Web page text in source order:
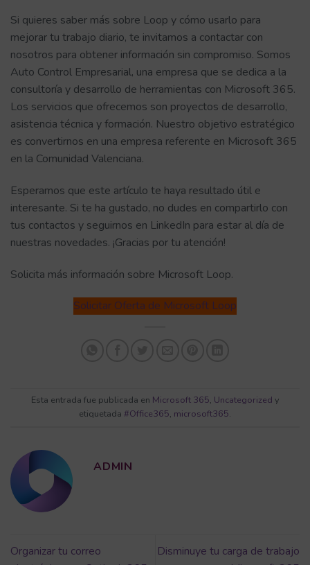
Si quieres saber más sobre Loop y cómo usarlo para
mejorar tu trabajo diario, te invitamos a contactar con
nosotros para obtener información sin compromiso. Somos
Auto Control Empresarial, una empresa que se dedica a la
consultoría y desarrollo de herramientas con Microsoft 365.
Los servicios que ofrecemos son proyectos de desarrollo,
asistencia técnica y formación. Nuestro objetivo estratégico
es convertirnos en una empresa referente en Microsoft 365
en la Comunidad Valenciana.
Esperamos que este artículo te haya resultado útil e
interesante. Si te ha gustado, no dudes en compartirlo con
tus contactos y seguirnos en LinkedIn para estar al día de
nuestras novedades. ¡Gracias por tu atención!
Solicita más información sobre Microsoft Loop.
Solicitar Oferta de Microsoft Loop
Esta entrada fue publicada en Microsoft 365, Uncategorized y
etiquetada #Office365, microsoft365.
ADMIN
Organizar tu correo
Disminuye tu carga de trabajo